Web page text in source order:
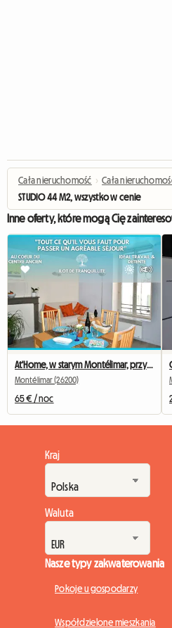
Cała nieruchomość › Cała
STUDIO 44 M2, wszystko w cenie
Inne oferty, które mogą Cię
At'Home, w starym Montélimar, przytulny T2, Wi-Fi
Montélimar (26200)
65 € / noc
Kraj
Waluta
Nasze typy zakwaterowania
Pokoje u gospodarzy
Współdzielone mieszkania